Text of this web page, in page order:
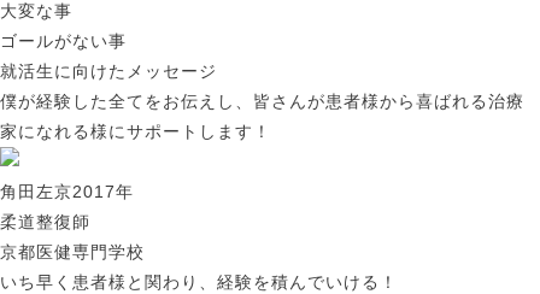
大変な事
ゴールがない事
就活生に向けたメッセージ
僕が経験した全てをお伝えし、皆さんが患者様から喜ばれる治療
家になれる様にサポートします！
角田左京2017年
柔道整復師
京都医健専門学校
いち早く患者様と関わり、経験を積んでいける！